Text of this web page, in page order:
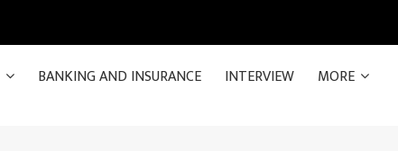
BANKING AND INSURANCE INTERVIEW MORE